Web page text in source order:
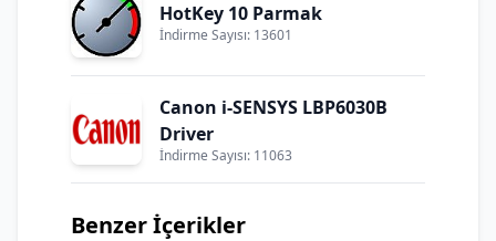
HotKey 10 Parmak
İndirme Sayısı: 13601
Canon i-SENSYS LBP6030B
Driver
İndirme Sayısı: 11063
Benzer İçerikler